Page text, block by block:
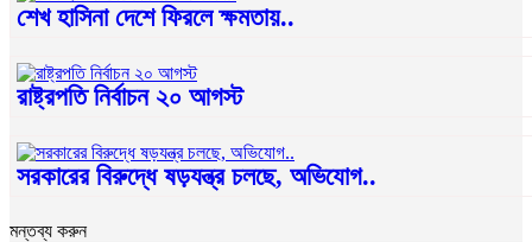
শেখ হাসিনা দেশে ফিরলে ক্ষমতায়..
রাষ্ট্রপতি নির্বাচন ২০ আগস্ট
সরকারের বিরুদ্ধে ষড়যন্ত্র চলছে, অভিযোগ..
মন্তব্য করুন